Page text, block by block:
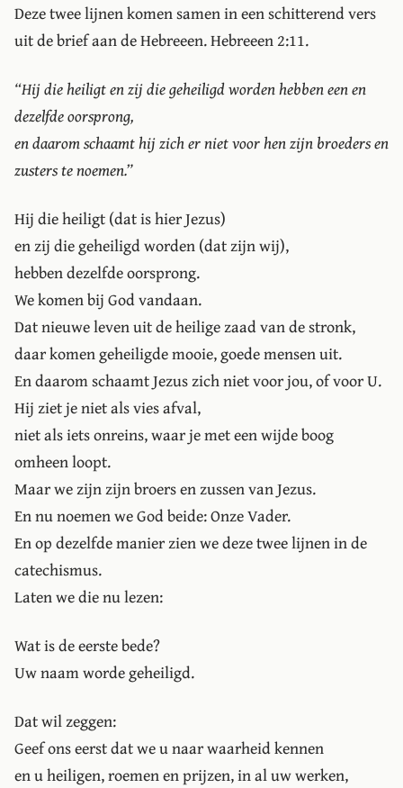
Deze twee lijnen komen samen in een schitterend vers
uit de brief aan de Hebreeen. Hebreeen 2:11.
Hij die heiligt en zij die geheiligd worden hebben een en
dezelfde oorsprong,
en daarom schaamt hij zich er niet voor hen zijn broeders en
zusters te noemen.
Hij die heiligt (dat is hier Jezus)
en zij die geheiligd worden (dat zijn wij),
hebben dezelfde oorsprong.
We komen bij God vandaan.
Dat nieuwe leven uit de heilige zaad van de stronk,
daar komen geheiligde mooie, goede mensen uit.
En daarom schaamt Jezus zich niet voor jou, of voor U.
Hij ziet je niet als vies afval,
niet als iets onreins, waar je met een wijde boog
omheen loopt.
Maar we zijn zijn broers en zussen van Jezus.
En nu noemen we God beide: Onze Vader.
En op dezelfde manier zien we deze twee lijnen in de
catechismus.
Laten we die nu lezen:
Wat is de eerste bede?
Uw naam worde geheiligd.
Dat wil zeggen:
Geef ons eerst dat we u naar waarheid kennen
en u heiligen, roemen en prijzen, in al uw werken,